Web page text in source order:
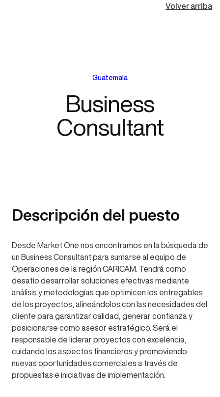
Guatemala
Business
Consultant
Descripción del puesto
Desde Market One nos encontramos en la búsqueda de
un Business Consultant para sumarse al equipo de
Operaciones de la región CARICAM. Tendrá como
desafío desarrollar soluciones efectivas mediante
análisis y metodologías que optimicen los entregables
de los proyectos, alineándolos con las necesidades del
cliente para garantizar calidad, generar confianza y
posicionarse como asesor estratégico. Será el
responsable de liderar proyectos con excelencia,
cuidando los aspectos financieros y promoviendo
nuevas oportunidades comerciales a través de
propuestas e iniciativas de implementación.
Volver arriba